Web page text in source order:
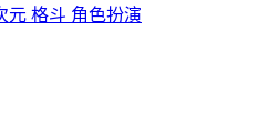
元 格斗 角色扮演